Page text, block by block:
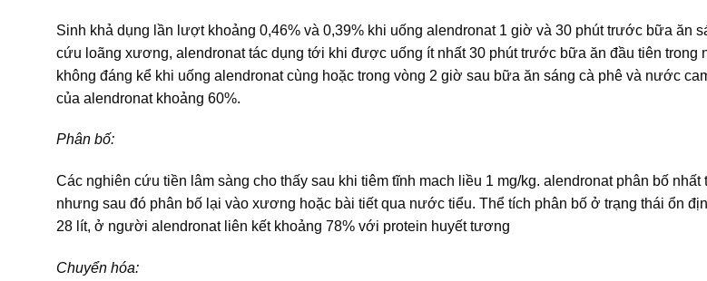
Sinh khả dụng lần lượt khoảng 0,46% và 0,39% khi uống alendronat 1 giờ và 30 phút trước bữa ăn
cứu loãng xương, alendronat tác dụng tới khi được uống ít nhất 30 phút trước bữa ăn đầu tiên trong
không đáng kể khi uống alendronat cùng hoặc trong vòng 2 giờ sau bữa ăn sáng cà phê và nước
của alendronat khoảng 60%.
Phân bố:
Các nghiên cứu tiền lâm sàng cho thấy sau khi tiêm tĩnh mach liều 1 mg/kg. alendronat phân bố
nhưng sau đó phân bố lại vào xương hoặc bài tiết qua nước tiểu. Thể tích phân bố ở trạng thái ổn
28 lít, ở người alendronat liên kết khoảng 78% với protein huyết tương
Chuyển hóa: